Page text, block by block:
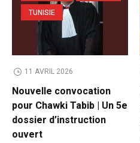
TUNISIE
11 AVRIL 2026
Nouvelle convocation
pour Chawki Tabib | Un 5e
dossier d’instruction
ouvert